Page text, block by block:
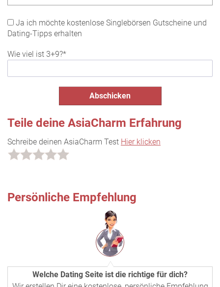
Ja ich möchte kostenlose Singlebörsen Gutscheine und
Dating-Tipps erhalten
Wie viel ist 3+9?*
Teile deine AsiaCharm Erfahrung
Schreibe deinen AsiaCharm Test Hier klicken
Persönliche Empfehlung
Welche Dating Seite ist die richtige für dich?